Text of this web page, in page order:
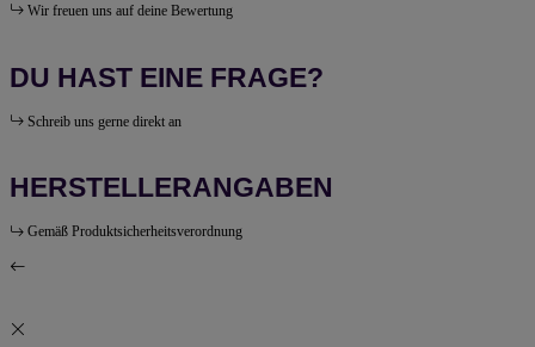
Wir freuen uns auf deine Bewertung
DU HAST EINE FRAGE?
Schreib uns gerne direkt an
HERSTELLERANGABEN
Gemäß Produktsicherheitsverordnung